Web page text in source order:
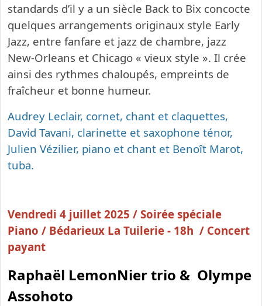
standards d’il y a un siècle Back to Bix concocte
quelques arrangements originaux style Early
Jazz, entre fanfare et jazz de chambre, jazz
New-Orleans et Chicago « vieux style ». Il crée
ainsi des rythmes chaloupés, empreints de
fraîcheur et bonne humeur.
Audrey Leclair, cornet, chant et claquettes,
David Tavani, clarinette et saxophone ténor,
Julien Vézilier, piano et chant et Benoît Marot,
tuba.
Vendredi 4 juillet 2025 / Soirée spéciale
Piano / Bédarieux La Tuilerie - 18h / Concert
payant
Raphaël LemonNier trio & Olympe
Assohoto